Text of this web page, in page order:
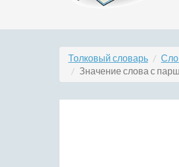
Толковый словарь
Значение слова с